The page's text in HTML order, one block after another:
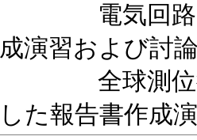
電気回路の
成演習および討
全球測位衛
した報告書作成